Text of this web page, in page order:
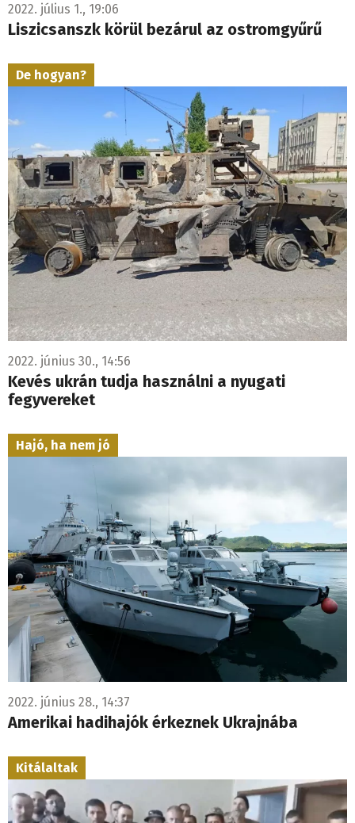
2022. július 1., 19:06
Liszicsanszk körül bezárul az ostromgyűrű
De hogyan?
2022. június 30., 14:56
Kevés ukrán tudja használni a nyugati
fegyvereket
Hajó, ha nem jó
2022. június 28., 14:37
Amerikai hadihajók érkeznek Ukrajnába
Kitálaltak